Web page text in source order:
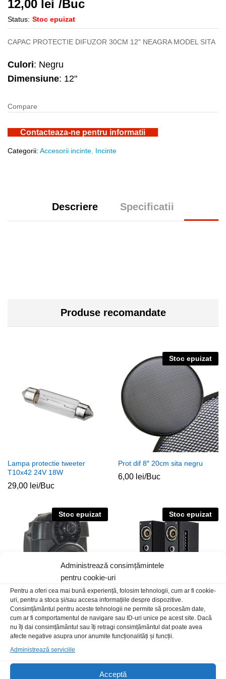
Administrează consimțămintele
pentru cookie-uri
Pentru a oferi cea mai bună experiență, folosim tehnologii, cum ar fi cookie-
uri, pentru a stoca și/sau accesa informațiile despre dispozitive.
Consimțământul pentru aceste tehnologii ne permite să procesăm date,
cum ar fi comportamentul de navigare sau ID-uri unice pe acest site. Dacă
nu îți dai consimțământul sau îți retragi consimțământul dat poate avea
afecte negative asupra unor anumite funcționalități și funcții.
Administrează serviciile
Acceptă
12,00 lei /Buc
Status: Stoc epuizat
CAPAC PROTECTIE DIFUZOR 30CM 12" NEAGRA MODEL SITA
Culori: Negru
Dimensiune: 12"
Compare
Contacteaza-ne pentru informatii
Categorii: Accesorii incinte Incinte
Descriere Specificatii
Produse recomandate
Lampa protectie tweeter
T10x42 24V 18W
29,00 lei/Buc
Stoc epuizat
Prot dif 8″ 20cm sita negru
6,00 lei/Buc
Stoc epuizat
Boxa portabila Party-Handy18
activa
lei
Stoc epuizat
Boxe Intex IT11500 negre
499,00lei/Set